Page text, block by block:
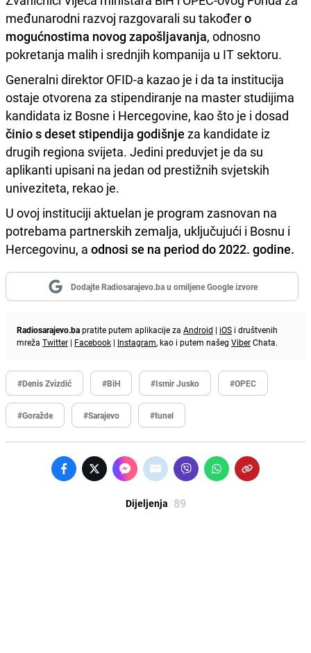
međunarodni razvoj razgovarali su takođero
mogućnostima novog zapošljavanja, odnosno
pokretanja malih i srednjih kompanija u IT sektoru.
Generalni direktor OFID-a kazao je i da ta institucija
ostaje otvorena za stipendiranje na master studijima
kandidata iz Bosne i Hercegovine, kao što je i dosad
činio s deset stipendija godišnje za kandidate iz
drugih regiona svijeta. Jedini preduvjet je da su
aplikanti upisani na jedan od prestižnih svjetskih
univeziteta, rekao je.
U ovoj instituciji aktuelan je program zasnovan na
potrebama partnerskih zemalja, uključujući i Bosnu i
Hercegovinu, a odnosi se na period do 2022. godine.
Dodajte Radiosarajevo.ba u omiljene Google izvore
Radiosarajevo.bapratite putem aplikacije za Android | iOS i društvenih
mreža Twitter | Facebook | Instagram, kao i putem našeg ViberChata.
#Denis Zvizdić #BiH #Ismir Jusko #OPEC
#Goražde #Sarajevo #tunel
Dijeljenja 89